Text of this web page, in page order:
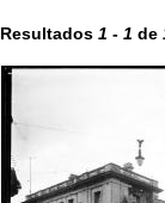
Resultados 1 - 1 de